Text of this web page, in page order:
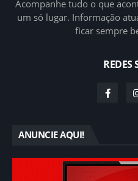
Acompanhe tudo o que
um só lugar. Informação
ficar sempre
REDES
ANUNCIE AQUI!